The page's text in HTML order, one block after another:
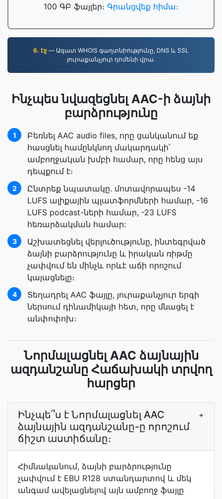
100 ԳԲ ֆայլեր։ Գրանցվեք հիմա։
6. էջ — Ազատ WHOIS գաղտնիությունը, DNS և SSL
յուրաքանչյուր դոմենի վրա.
Ինչպես նվազեցնել AAC-ի ձայնի
բարձրությունը
1
Բեռնել AAC audio files, որը ցանկանում եք
հասցնել համընկնող մակարդակի՝
ամբողջական խմբի համար, որը հենց այս
դեպքում է։
2
Ընտրեք նպատակը. մոտավորապես -14
LUFS ալիքային պլատֆորմների համար, -16
LUFS podcast-ների համար, -23 LUFS
հեռարձակման համար:
3
Աշխատեցնել վերլուծությունը, ինտեգրված
ձայնի բարձրությունը և իրական ռիթմը
չափվում են մինչև որևէ աճի որոշում
կայացնելը։
4
Տեղադրել AAC ֆայլը, յուրաքանչյուր երգի
ներսում դինամիկայի հետ, որը մնացել է
անփոփոխ։
Նորմալացնել AAC ձայնային
ազդանշանը Հաճախակի տրվող
հարցեր
Ինչպե՞ս է Նորմալացնել AAC
ձայնային ազդանշանը-ը որոշում
ճիշտ աստիճանը։
+
Հիմնականում, ձայնի բարձրությունը
չափվում է EBU R128 ստանդարտով և մեկ
անգամ ավելացնելով այն ամբողջ ֆայլը